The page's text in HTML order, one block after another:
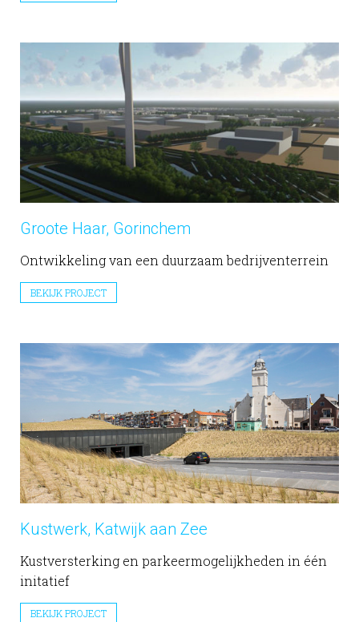
Groote Haar, Gorinchem
Ontwikkeling van een duurzaam bedrijventerrein
BEKIJK PROJECT
Kustwerk, Katwijk aan Zee
Kustversterking en parkeermogelijkheden in één
initatief
BEKIJK PROJECT